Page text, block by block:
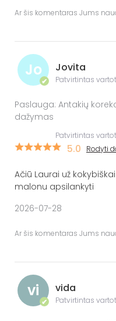
Ar šis komentaras Jums
Jo
✔
Jovita
Patvirtintas
Paslauga: Antakių
dažymas
Patvirtintas
5.0 Rodyti
Ačiū Laurai už
malonu apsilankyti
2026-07-28
Ar šis komentaras Jums
vi
✔
vida
Patvirtintas